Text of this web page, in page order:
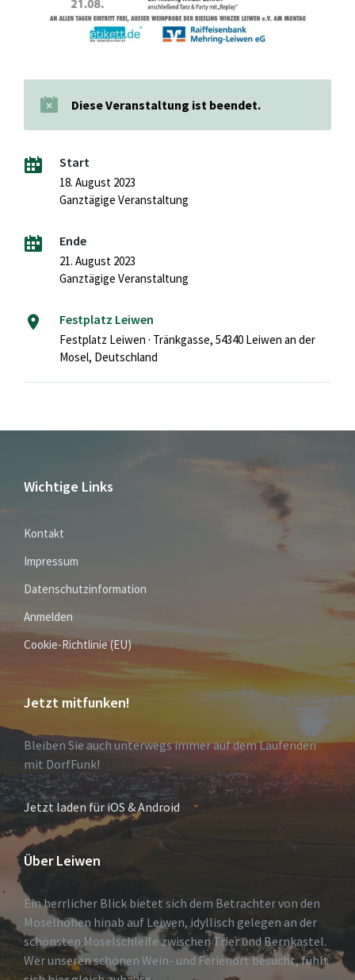
Diese Veranstaltung ist beendet.
Start
18. August 2023
Ganztägige Veranstaltung
Ende
21. August 2023
Ganztägige Veranstaltung
Festplatz Leiwen
Festplatz Leiwen · Tränkgasse, 54340 Leiwen an der
Mosel, Deutschland
Wichtige Links
Kontakt
Impressum
Datenschutzinformation
Anmelden
Cookie-Richtlinie (EU)
Jetzt mitfunken!
Bleiben Sie auch unterwegs immer auf dem Laufenden
mit DorfFunk!
Jetzt laden für iOS & Android
Über Leiwen
Ein herrlicher Blick bietet sich dem Betrachter von den
Moselhöhen hinab auf Leiwen, idyllisch gelegen an der
schönsten Moselschleife zwischen Trier und Bernkastel.
Wer unseren schönen Wein- und Ferienort besucht, fühlt